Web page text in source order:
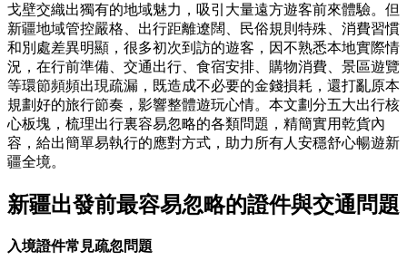
戈壁交織出獨有的地域魅力，吸引大量遠方遊客前來體驗。但
新疆地域管控嚴格、出行距離遼闊、民俗規則特殊、消費習慣
和別處差異明顯，很多初次到訪的遊客，因不熟悉本地實際情
況，在行前準備、交通出行、食宿安排、購物消費、景區遊覽
等環節頻頻出現疏漏，既造成不必要的金錢損耗，還打亂原本
規劃好的旅行節奏，影響整體遊玩心情。本文劃分五大出行核
心板塊，梳理出行裏容易忽略的各類問題，精簡實用乾貨內
容，給出簡單易執行的應對方式，助力所有人安穩舒心暢遊新
疆全境。
新疆出發前最容易忽略的證件與交通問題
入境證件常見疏忽問題